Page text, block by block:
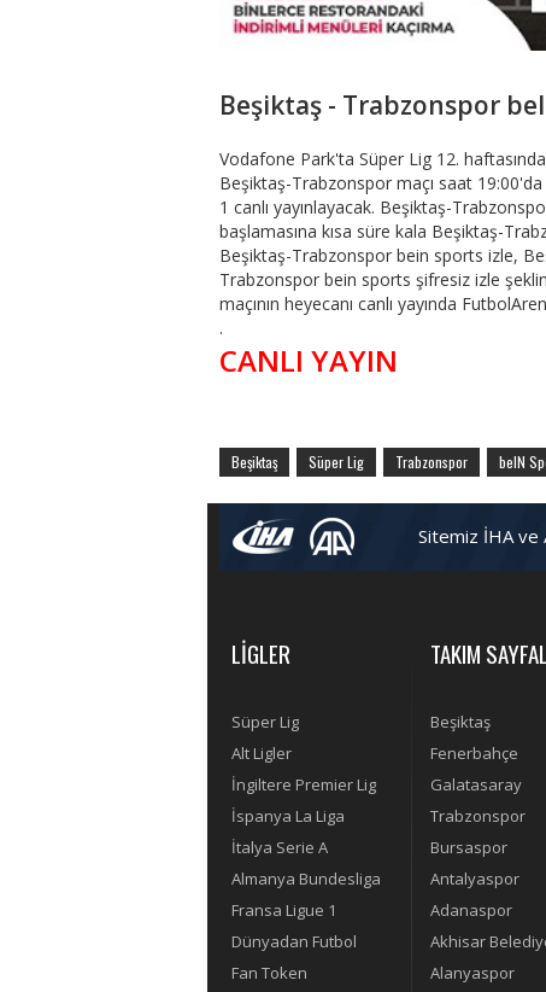
Beşiktaş - Trabzonspor
Vodafone Park'ta Süper Lig 12.
Beşiktaş-Trabzonspor maçı saat
1 canlı yayınlayacak. Beşiktaş-
başlamasına kısa süre kala Beşiktaş-
Beşiktaş-Trabzonspor bein sports izle,
Trabzonspor bein sports şifresiz izle
maçının heyecanı canlı yayında
.
CANLI YAYIN
Beşiktaş Süper Lig Trabzonspor beIN
Sitemiz İHA ve
LİGLER
Süper Lig
Alt Ligler
İngiltere Premier Lig
İspanya La Liga
İtalya Serie A
Almanya Bundesliga
Fransa Ligue 1
Dünyadan Futbol
Fan Token
TAKIM
Beşiktaş
Fenerbahçe
Galatasaray
Trabzonspor
Bursaspor
Antalyaspor
Adanaspor
Akhisar
Alanyaspor